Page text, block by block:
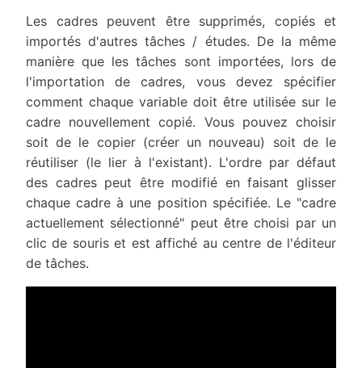
Les cadres peuvent être supprimés, copiés et
importés d'autres tâches / études. De la même
manière que les tâches sont importées, lors de
l'importation de cadres, vous devez spécifier
comment chaque variable doit être utilisée sur le
cadre nouvellement copié. Vous pouvez choisir
soit de le copier (créer un nouveau) soit de le
réutiliser (le lier à l'existant). L'ordre par défaut
des cadres peut être modifié en faisant glisser
chaque cadre à une position spécifiée. Le "cadre
actuellement sélectionné" peut être choisi par un
clic de souris et est affiché au centre de l'éditeur
de tâches.